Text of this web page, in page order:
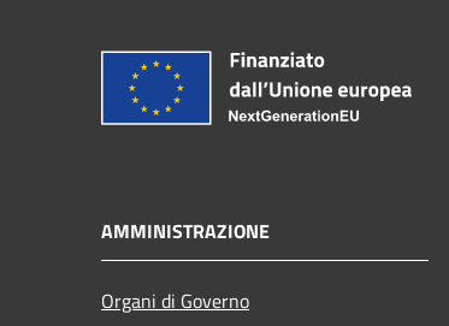
AMMINISTRAZIONE
Organi di Governo